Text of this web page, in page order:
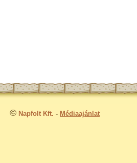
© Napfolt Kft. - Médiaajánlat